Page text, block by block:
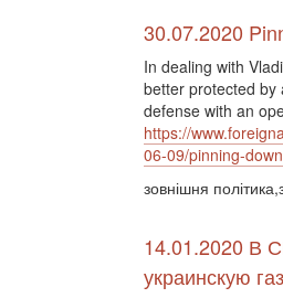
30.07.2020
In dealing with
better protected by
defense with an
https://
06-09/pinning-
зовнішня
14.01.2020 В
украинскую